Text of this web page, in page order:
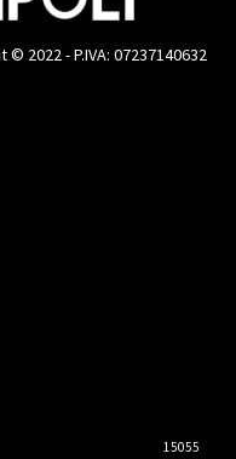
2022 - P.IVA: 07237140632
15055